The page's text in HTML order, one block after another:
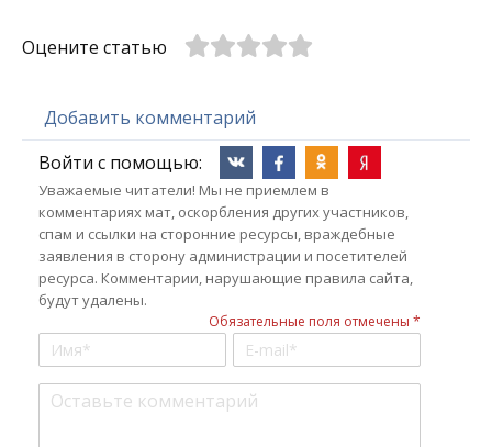
Оцените статью
Добавить комментарий
Войти с помощью:
Уважаемые читатели! Мы не приемлем в
комментариях мат, оскорбления других участников,
спам и ссылки на сторонние ресурсы, враждебные
заявления в сторону администрации и посетителей
ресурса. Комментарии, нарушающие правила сайта,
будут удалены.
Обязательные поля отмечены *